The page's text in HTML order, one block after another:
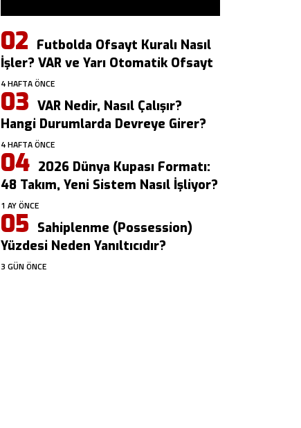
Futbolda Ofsayt Kuralı Nasıl
İşler? VAR ve Yarı Otomatik Ofsayt
4 HAFTA ÖNCE
VAR Nedir, Nasıl Çalışır?
Hangi Durumlarda Devreye Girer?
4 HAFTA ÖNCE
2026 Dünya Kupası Formatı:
48 Takım, Yeni Sistem Nasıl İşliyor?
1 AY ÖNCE
Sahiplenme (Possession)
Yüzdesi Neden Yanıltıcıdır?
3 GÜN ÖNCE